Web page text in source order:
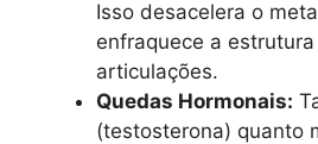
Isso desacelera o
enfraquece a
articulações.
Quedas Hormonais:
(testosterona) quanto